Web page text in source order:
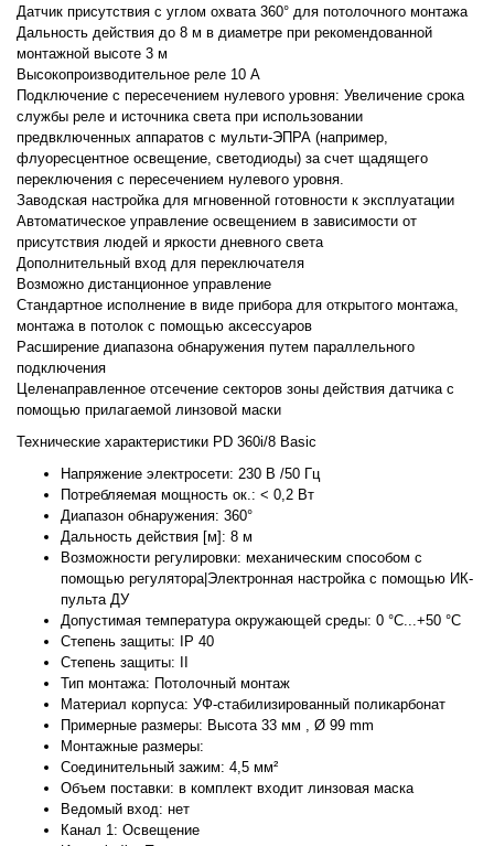
Датчик присутствия с углом охвата 360° для потолочного монтажа
Дальность действия до 8 м в диаметре при рекомендованной
монтажной высоте 3 м
Высокопроизводительное реле 10 А
Подключение с пересечением нулевого уровня: Увеличение срока
службы реле и источника света при использовании
предвключенных аппаратов с мульти-ЭПРА (например,
флуоресцентное освещение, светодиоды) за счет щадящего
переключения с пересечением нулевого уровня.
Заводская настройка для мгновенной готовности к эксплуатации
Автоматическое управление освещением в зависимости от
присутствия людей и яркости дневного света
Дополнительный вход для переключателя
Возможно дистанционное управление
Стандартное исполнение в виде прибора для открытого монтажа,
монтажа в потолок с помощью аксессуаров
Расширение диапазона обнаружения путем параллельного
подключения
Целенаправленное отсечение секторов зоны действия датчика с
помощью прилагаемой линзовой маски
Технические характеристики PD 360i/8 Basic
Напряжение электросети: 230 В /50 Гц
Потребляемая мощность ок.: < 0,2 Вт
Диапазон обнаружения: 360°
Дальность действия [м]: 8 м
Возможности регулировки: механическим способом с
помощью регулятора|Электронная настройка с помощью ИК-
пульта ДУ
Допустимая температура окружающей среды: 0 °C...+50 °C
Степень защиты: IP 40
Степень защиты: II
Тип монтажа: Потолочный монтаж
Материал корпуса: УФ-стабилизированный поликарбонат
Примерные размеры: Высота 33 мм , Ø 99 mm
Монтажные размеры:
Соединительный зажим: 4,5 мм²
Объем поставки: в комплект входит линзовая маска
Ведомый вход: нет
Канал 1: Освещение